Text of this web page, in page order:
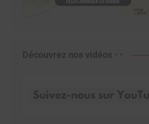
Découvrez nos vidéos